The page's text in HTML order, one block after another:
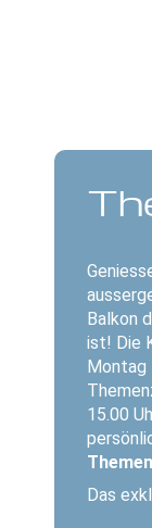
Balkon
ist! Die
Montag
15.00
Das